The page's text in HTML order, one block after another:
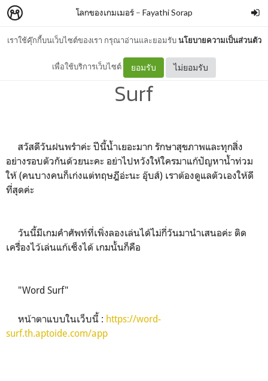
เราใช้คุ๊กกี้บนเว็บไซต์ของเรา กรุณาอ่านและยอมรับนโยบายความเป็นส่วนตัว
เพื่อใช้บริการเว็บไซต์ ยอมรับ ไม่ยอมรับ
โลกของเกมเมอร์– Fayathi Sorap
แนะนำเกมคำศัพท์ : Word
Surf
สวัสดีวันฝนพรำค่ะ ปีนี้น้ำเยอะมาก รักษาสุขภาพและทุกสิ่ง
อย่างรอบตัวกันด้วยนะคะ อย่าไปหวังให้ใครมาแก้ปัญหาน้ำท่วม
ให้ (คนบางคนก็เก่งแต่ทฤษฎีอ่ะนะ อุ๊บส์) เราต้องดูแลตัวเองให้ดี
ที่สุดค่ะ
วันนี้มีเกมคำศัพท์ที่เพิ่งลองเล่นได้ไม่กี่วันมานำเสนอค่ะ ติด
เครื่องไว้เล่นแก้เซ็งได้ เกมนั้นก็คือ
"Word Surf"
หน้าตาแบบในเว็บนี้ : https://word-
surf.th.aptoide.com/app